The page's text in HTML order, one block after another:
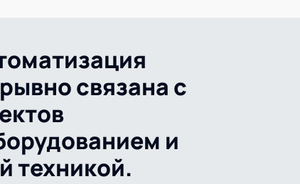
связана с
и
техникой.